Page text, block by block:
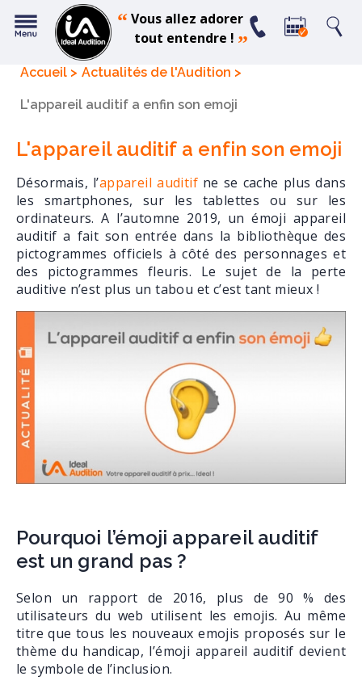
“Vous allez adorer
tout entendre ! ”
Accueil Actualités de l'Audition
L'appareil auditif a enfin son emoji
L'appareil auditif a enfin son emoji
Désormais, l’appareil auditif ne se cache plus dans
les smartphones, sur les tablettes ou sur les
ordinateurs. A l’automne 2019, un émoji appareil
auditif a fait son entrée dans la bibliothèque des
pictogrammes officiels à côté des personnages et
des pictogrammes fleuris. Le sujet de la perte
auditive n’est plus un tabou et c’est tant mieux !
Pourquoi l’émoji appareil auditif
est un grand pas ?
Selon un rapport de 2016, plus de 90 % des
utilisateurs du web utilisent les emojis. Au même
titre que tous les nouveaux emojis proposés sur le
thème du handicap, l’émoji appareil auditif devient
le symbole de l’inclusion.